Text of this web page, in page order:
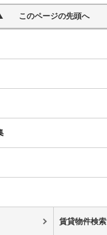
このページの先頭へ
賃貸物件検索